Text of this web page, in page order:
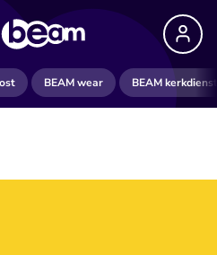
BEAM wear BEAM kerkdienst